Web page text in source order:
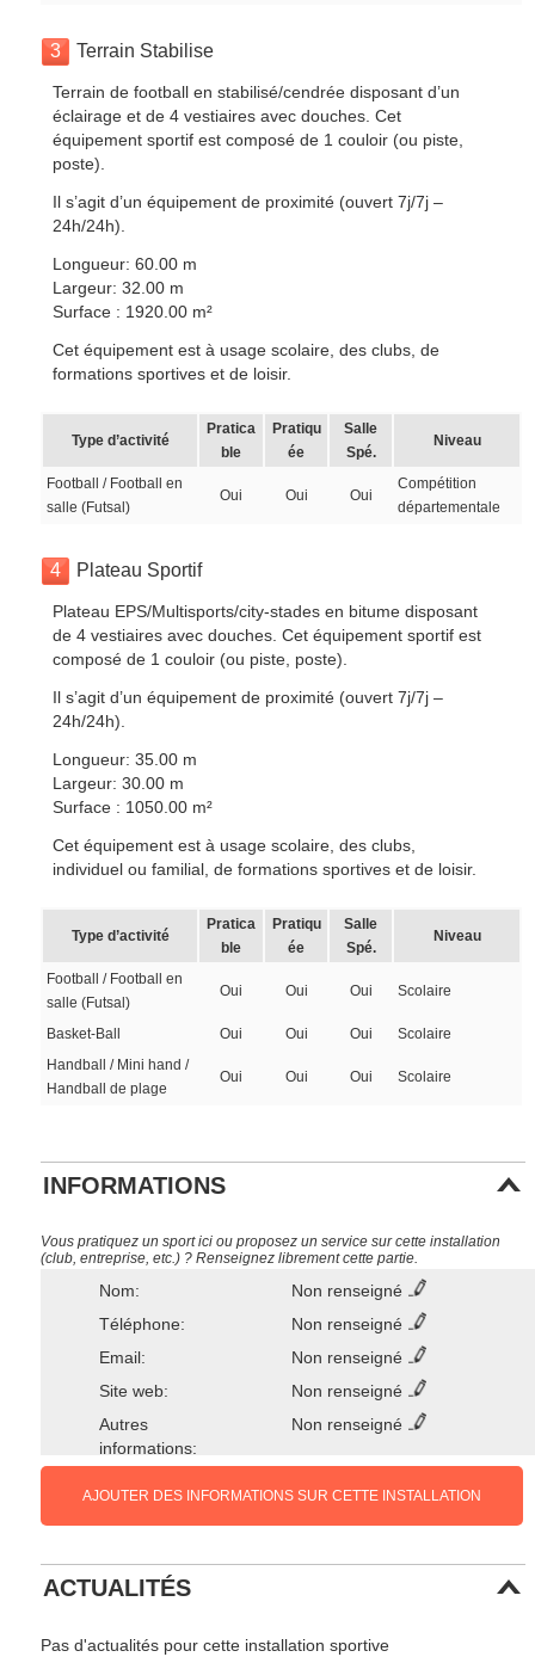
3 Terrain Stabilise
Terrain de football en stabilisé/cendrée disposant d’un
éclairage et de 4 vestiaires avec douches. Cet
équipement sportif est composé de 1 couloir (ou piste,
poste).
Il s’agit d’un équipement de proximité (ouvert 7j/7j –
24h/24h).
Longueur: 60.00 m
Largeur: 32.00 m
Surface : 1920.00 m²
Cet équipement est à usage scolaire, des clubs, de
formations sportives et de loisir.
Type d’activité
Pratica
ble
Pratiqu
ée
Salle
Spé.
Niveau
Football / Football en
salle (Futsal)
Oui Oui Oui
Compétition
départementale
4 Plateau Sportif
Plateau EPS/Multisports/city-stades en bitume disposant
de 4 vestiaires avec douches. Cet équipement sportif est
composé de 1 couloir (ou piste, poste).
Il s’agit d’un équipement de proximité (ouvert 7j/7j –
24h/24h).
Longueur: 35.00 m
Largeur: 30.00 m
Surface : 1050.00 m²
Cet équipement est à usage scolaire, des clubs,
individuel ou familial, de formations sportives et de loisir.
Type d’activité
Pratica
ble
Pratiqu
ée
Salle
Spé.
Niveau
Football / Football en
salle (Futsal)
Oui Oui Oui Scolaire
Basket-Ball Oui Oui Oui
Scolaire
Handball / Mini hand /
Handball de plage
Oui Oui Oui Scolaire
INFORMATIONS
Vous pratiquez un sport ici ou proposez un service sur cette installation
(club, entreprise, etc.) ? Renseignez librement cette partie.
Nom:
Non renseigné
Téléphone:
Non renseigné
Email:
Non renseigné
Site web:
Non renseigné
Autres
informations:
Non renseigné
AJOUTER DES INFORMATIONS SUR CETTE INSTALLATION
ACTUALITÉS
Pas d'actualités pour cette installation sportive